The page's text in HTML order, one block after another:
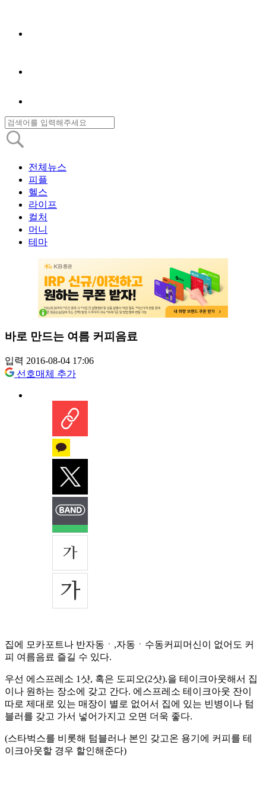
전체뉴스
피플
헬스
라이프
컬처
머니
테마
바로 만드는 여름 커피음료
입력 2016-08-04 17:06
선호매체 추가
집에 모카포트나 반자동ㆍ,자동ㆍ수동커피머신이 없어도 커
피 여름음료 즐길 수 있다.
우선 에스프레소 1샷, 혹은 도피오(2샷).을 테이크아웃해서 집
이나 원하는 장소에 갖고 간다. 에스프레소 테이크아웃 잔이
따로 제대로 있는 매장이 별로 없어서 집에 있는 빈병이나 텀
블러를 갖고 가서 넣어가지고 오면 더욱 좋다.
(스타벅스를 비롯해 텀블러나 본인 갖고온 용기에 커피를 테
이크아웃할 경우 할인해준다)